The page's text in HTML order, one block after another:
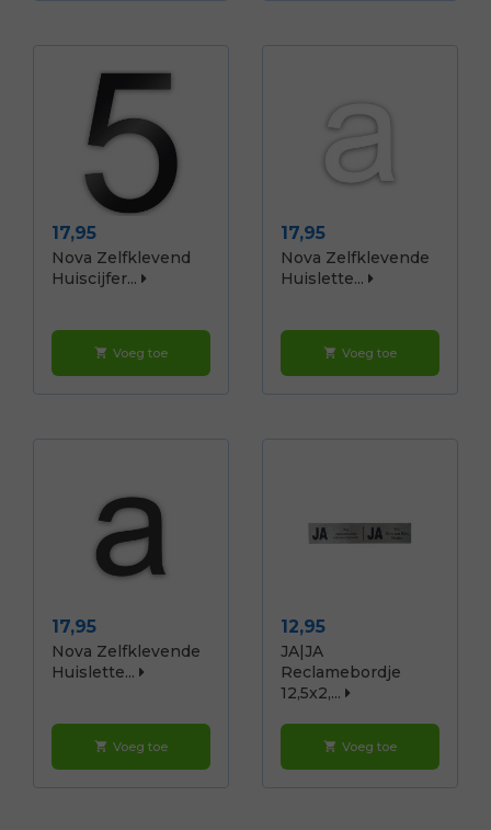
Prijs
17,95
Nova Zelfklevend
Huiscijfer...
shopping_cart Voeg toe
Prijs
17,95
Nova Zelfklevende
Huislette...
shopping_cart Voeg toe
Prijs
17,95
Nova Zelfklevende
Huislette...
shopping_cart Voeg toe
Prijs
12,95
JA|JA
Reclamebordje
12,5x2,...
shopping_cart Voeg toe